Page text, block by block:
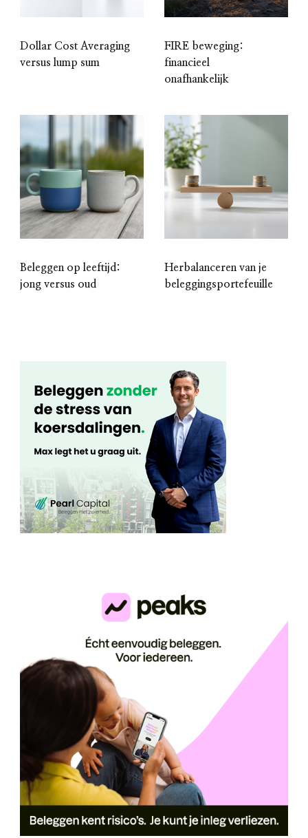
Dollar Cost Averaging
versus lump sum
FIRE beweging:
financieel
onafhankelijk
Beleggen op leeftijd:
jong versus oud
Herbalanceren van je
beleggingsportefeuille